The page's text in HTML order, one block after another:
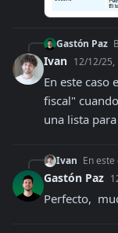
Gastón Paz
Ivan 12/12/25,
En este caso
fiscal"
una lista
Ivan En este caso el
Gastón Paz
Perfecto,